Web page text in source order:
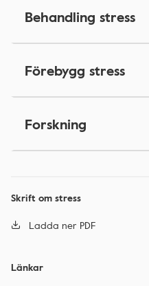
Behandling stress
Förebygg stress
Forskning
Skrift om stress
Ladda ner PDF
Länkar